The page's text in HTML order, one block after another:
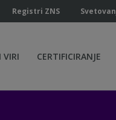
Registri ZNS
VIRI CERTIFICIRANJE